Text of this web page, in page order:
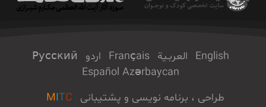
English العربـیة Français اردو
Русский
Azərbaycan
Español
طراحی ، برنامه نویسی و پشتیبانی
MITC